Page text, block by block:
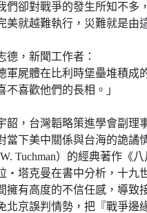
們卻對戰爭的發生所知不多
美就越難執行，災難就是由
新聞工作者：
體在比利時堡壘堆積成的
不喜歡他們的長相。」
台灣韜略策進學會副理事
美中關係與台海的詭譎情
W. Tuchman）的經典著作
克曼在書中分析，十九世
擁有高度的不信任感，導致
北京誤判情勢，把『戰爭邊